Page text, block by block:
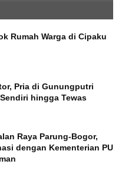
Rumah Warga di Cipaku
Pria di Gunungputri
hingga Tewas
Raya Parung-Bogor,
dengan Kementerian PU